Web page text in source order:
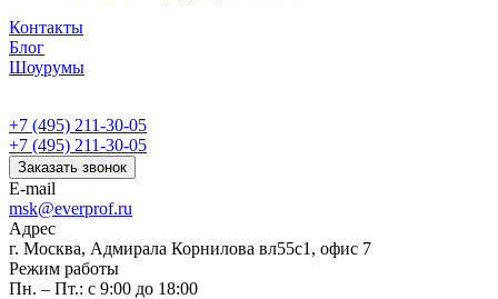
Контакты
Блог
Шоурумы
+7 (495) 211-30-05
+7 (495) 211-30-05
Заказать звонок
E-mail
msk@everprof.ru
Адрес
г. Москва, Адмирала Корнилова вл55с1, офис 7
Режим работы
Пн. – Пт.: с 9:00 до 18:00